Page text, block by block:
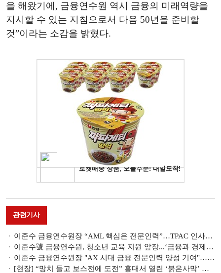
을 해왔기에, 금융연수원 역시 금융의 미래역량을
지시할 수 있는 지침으로서 다음 50년을 준비할
것”이라는 소감을 밝혔다.
관련기사
이준수 금융연수원장 “AML 핵심은 전문인력”…TPAC 인사이트 확대 추진
이준수號 금융연수원, 청소년 교육 지원 앞장...‘금융과 경제생활’ 과목 연수
이준수 금융연수원장 "AX 시대 금융 전문인력 양성 기여"…'금융 AI 리터러시' 신설
[현장] “망치 들고 보스전에 도전” 홍대서 열린 ‘붉은사막’ 세계관